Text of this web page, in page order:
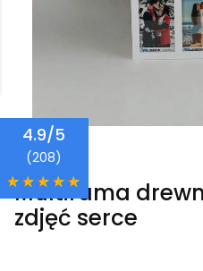
Wajdrew
Multirama
zdjęć serce
4.9/5
(208)